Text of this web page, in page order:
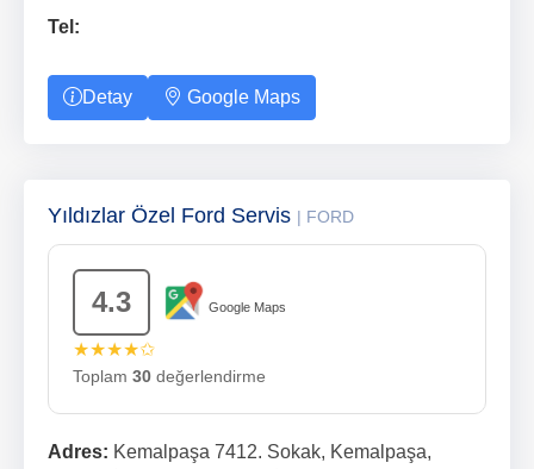
Tel:
Detay Google Maps
Yıldızlar Özel Ford Servis | FORD
4.3 Google Maps
★★★★✩
Toplam 30 değerlendirme
Adres: Kemalpaşa 7412. Sokak, Kemalpaşa,